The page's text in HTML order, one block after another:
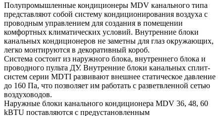
Полупромышленные кондиционеры MDV канального типа
представляют собой систему кондиционирования воздуха с
проводным управлением для создания в помещении
комфортных климатических условий. Внутренние блоки
канальных кондиционеров не заметны для глаз окружающих,
легко монтируются в декоративный короб.
Система состоит из наружного блока, внутреннего блока и
проводного пульта ДУ. Внутренние блоки канальных сплит-
систем серии MDTI развивают внешнее статическое давление
до 160 Па, что позволяет им работать с разветвленной сетью
воздуховодов.
Наружные блоки канального кондиционера MDV 36, 48, 60
kBTU поставляются с предустановленным